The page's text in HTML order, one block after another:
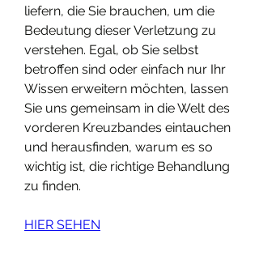
liefern, die Sie brauchen, um die
Bedeutung dieser Verletzung zu
verstehen. Egal, ob Sie selbst
betroffen sind oder einfach nur Ihr
Wissen erweitern möchten, lassen
Sie uns gemeinsam in die Welt des
vorderen Kreuzbandes eintauchen
und herausfinden, warum es so
wichtig ist, die richtige Behandlung
zu finden.
HIER SEHEN